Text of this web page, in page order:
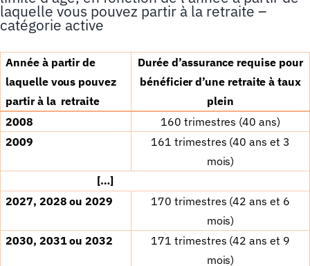
laquelle vous pouvez partir à la retraite –
catégorie active
Année àpartir de
laquelle vous pouvez
partiràla retraite
Durée d’assurance requise pour
bénéficier d’une retraiteà taux
plein
2008
160 trimestres (40 ans)
2009
161 trimestres (40 ans et 3
mois)
[…]
2027, 2028 ou 2029
170 trimestres (42 ans et 6
mois)
2030, 2031 ou 2032
171 trimestres (42 ans et 9
mois)